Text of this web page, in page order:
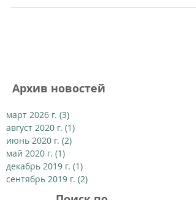
Милане был...
Архив новостей
март 2026 г. (3)3 поста
август 2020 г.
июнь 2020 г. (2) 2 поста
май 2020 г. (1)1 пост
декабрь 2019 г.